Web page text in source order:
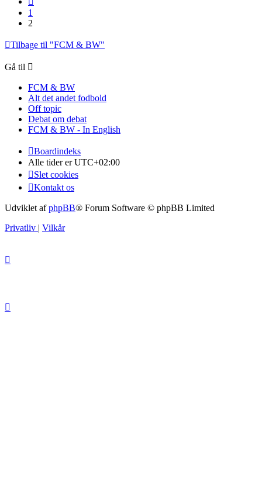
1
2
Tilbage til "FCM & BW"
Gå til
FCM & BW
Alt det andet fodbold
Off topic
Debat om debat
FCM & BW - In English
Boardindeks
Alle tider erUTC+02:00
Slet cookies
Kontakt os
Udviklet afphpBB® Forum Software © phpBB Limited
Privatliv | Vilkår